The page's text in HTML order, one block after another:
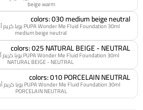
beige warm
colors: 030 medium beige neutral
medium beige neutral
colors: 025 NATURAL BEIGE - NEUTRAL
NATURAL BEIGE - NEUTRAL
colors: 010 PORCELAIN NEUTRAL
PORCELAIN NEUTRAL